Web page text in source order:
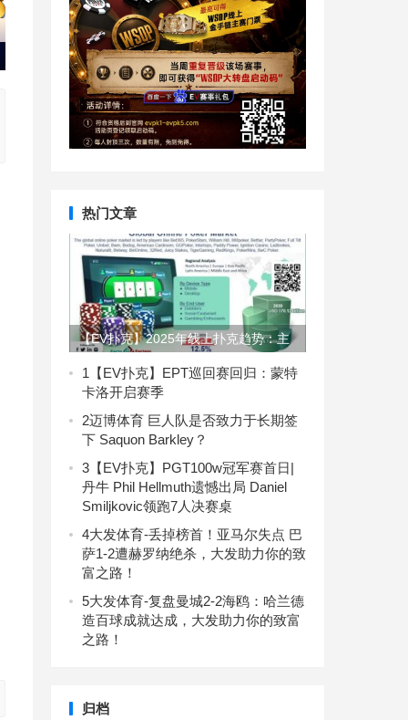
热门文章
【EV扑克】2025年线上扑克趋势：主
打6大发展方向
1 【EV扑克】EPT巡回赛回归：蒙特
卡洛开启赛季
2迈博体育 巨人队是否致力于长期签
下 Saquon Barkley？
3 【EV扑克】PGT100w冠军赛首日|
丹牛 Phil Hellmuth遗憾出局 Daniel
Smiljkovic领跑7人决赛桌
4大发体育-丢掉榜首！亚马尔失点 巴
萨1-2遭赫罗纳绝杀，大发助力你的致
富之路！
5大发体育-复盘曼城2-2海鸥：哈兰德
造百球成就达成，大发助力你的致富
之路！
归档